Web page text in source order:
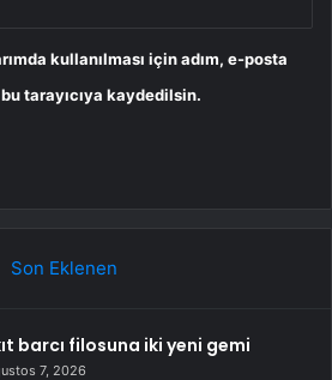
kullanılması için adım, e-posta
tarayıcıya kaydedilsin.
Son Eklenen
barcı filosuna iki yeni gemi
7, 2026